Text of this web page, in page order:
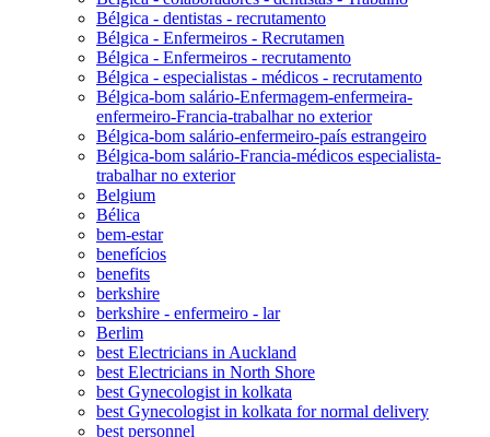
Bélgica - dentistas - recrutamento
Bélgica - Enfermeiros - Recrutamen
Bélgica - Enfermeiros - recrutamento
Bélgica - especialistas - médicos - recrutamento
Bélgica-bom salário-Enfermagem-enfermeira-
enfermeiro-Francia-trabalhar no exterior
Bélgica-bom salário-enfermeiro-país estrangeiro
Bélgica-bom salário-Francia-médicos especialista-
trabalhar no exterior
Belgium
Bélica
bem-estar
benefícios
benefits
berkshire
berkshire - enfermeiro - lar
Berlim
best Electricians in Auckland
best Electricians in North Shore
best Gynecologist in kolkata
best Gynecologist in kolkata for normal delivery
best personnel